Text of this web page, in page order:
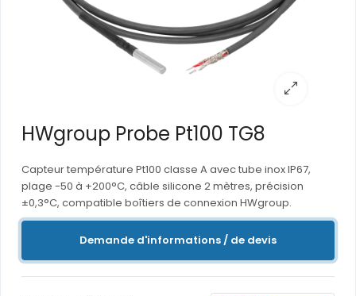
HWgroup Probe Pt100 TG8
Capteur température Pt100 classe A avec tube inox IP67,
plage -50 à +200°C, câble silicone 2 mètres, précision
±0,3°C, compatible boîtiers de connexion HWgroup.
Demande d'informations / de devis